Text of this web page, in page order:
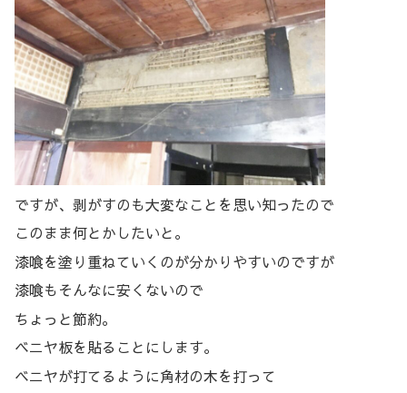
ですが、剥がすのも大変なことを思い知ったので
このまま何とかしたいと。
漆喰を塗り重ねていくのが分かりやすいのですが
漆喰もそんなに安くないので
ちょっと節約。
ベニヤ板を貼ることにします。
ベニヤが打てるように角材の木を打って